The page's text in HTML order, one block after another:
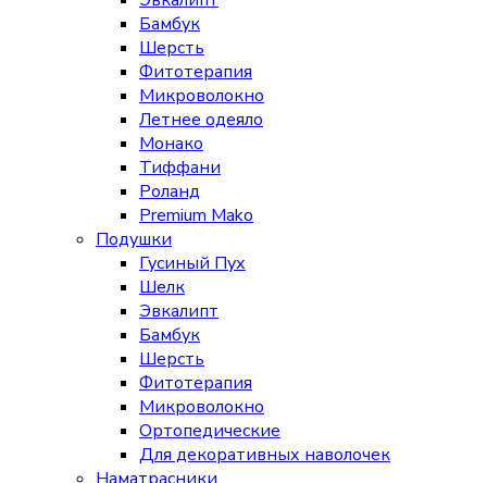
Бамбук
Шерсть
Фитотерапия
Микроволокно
Летнее одеяло
Монако
Тиффани
Роланд
Premium Mako
Подушки
Гусиный Пух
Шелк
Эвкалипт
Бамбук
Шерсть
Фитотерапия
Микроволокно
Ортопедические
Для декоративных наволочек